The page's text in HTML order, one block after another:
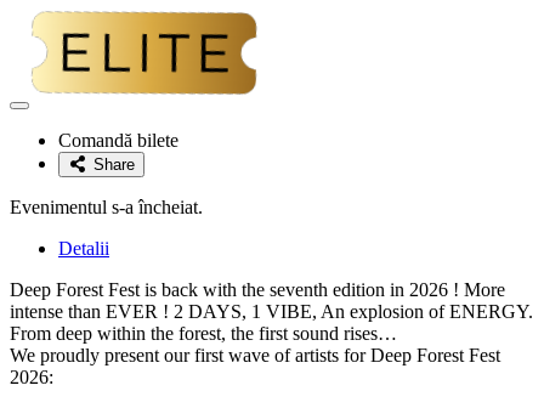
Adaugă
favoriteComandă bilete
Share
Evenimentul s-a încheiat.
Detalii
Deep Forest Fest is back with the seventh edition in 2026 ! More
intense than EVER ! 2 DAYS, 1 VIBE, An explosion of ENERGY.
From deep within the forest, the first sound rises…
We proudly present our first wave of artists for Deep Forest Fest
2026: